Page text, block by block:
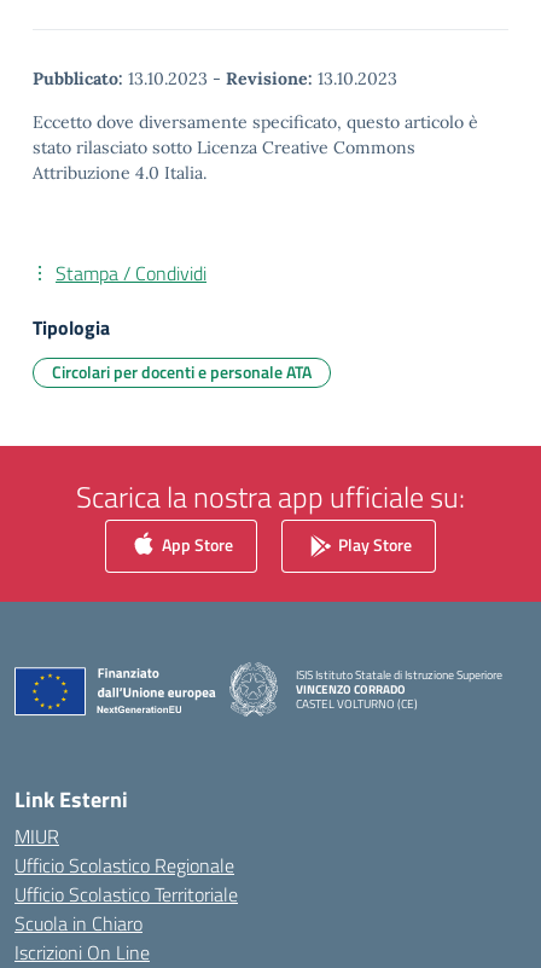
Pubblicato: 13.10.2023 - Revisione: 13.10.2023
Eccetto dove diversamente specificato, questo articolo è
stato rilasciato sotto Licenza Creative Commons
Attribuzione 4.0 Italia.
Stampa / Condividi
Tipologia
Circolari per docenti e personale ATA
Scarica la nostra app ufficiale su:
App Store Play Store
ISIS Istituto Statale di Istruzione Superiore
VINCENZO CORRADO
CASTEL VOLTURNO (CE)
Link Esterni
MIUR
Ufficio Scolastico Regionale
Ufficio Scolastico Territoriale
Scuola in Chiaro
Iscrizioni On Line